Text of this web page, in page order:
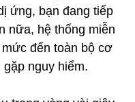
ứng, bạn đang tiếp
nữa, hệ thống miễn
đến toàn bộ cơ
nguy hiểm.